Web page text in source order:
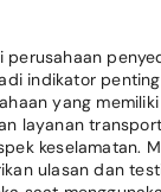
perusahaan
indikator
yang memiliki
layanan
keselamatan.
ulasan dan